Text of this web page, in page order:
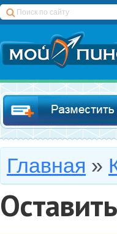
Главная »